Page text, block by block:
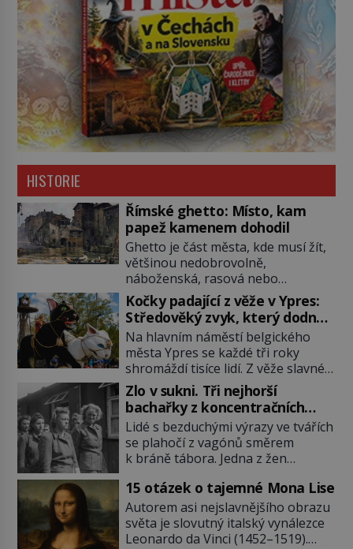
HISTORIE
Římské ghetto: Místo, kam
papež kamenem dohodil
Ghetto je část města, kde musí žít,
většinou nedobrovolně,
náboženská, rasová nebo
národnostní menšina obyvatel.
Bohaté historické zkušenosti mají s
takovým životem Židé. Už od
středověku jsou totiž v každou
chvíli nuceni v nějakém žít. Mezi ty
nejslavnější patří i římské ghetto
založené v roce 1555. Pokud jde o
vztah k Židům, nemá se Řím čím
chlubit. […]
Kočky padající z věže v Ypres:
Středověký zvyk, který dodnes
budí rozpaky
Na hlavním náměstí belgického
města Ypres se každé tři roky
shromáždí tisíce lidí. Z věže slavné
tržnice létají do davu kočky, diváci
jásají a snaží se je chytit. Naštěstí
už nejde o živá zvířata, ale jenom o
plyšové suvenýry. Kdysi to ale bylo
jinak. Tato veselá podívaná
připomíná jeden z nejpodivnějších
a zároveň nejkrutějších zvyků […]
Zlo v sukni. Tři nejhorší
bachařky z koncentračních
táborů
Lidé s bezduchými výrazy ve tvářích
se plahočí z vagónů směrem
k bráně tábora. Jedna z žen
jejich oči se setkají. Místo soucitu
však přichází gesto, které
nebožačku posílá rovnou do
plynové komory. Jména jako Rudolf
15 otázek o tajemné Mona Lise
Autorem asi nejslavnějšího obrazu
světa je slovutný italský vynálezce
Leonardo da Vinci (1452–1519).